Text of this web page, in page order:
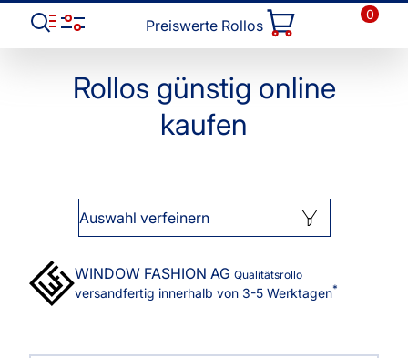
Preiswerte Rollos
0
Rollos günstig online
kaufen
Auswahl verfeinern
WINDOW FASHION AG Qualitätsrollo
versandfertig innerhalb von 3-5 Werktagen*